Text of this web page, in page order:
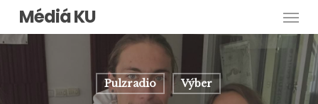
Skip
main
Médiá KU
Pulzradio Výber